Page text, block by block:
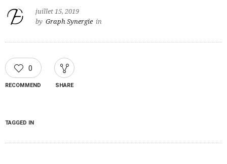
juillet 15, 2019
by Graph Synergie in
0
RECOMMEND SHARE
TAGGED IN